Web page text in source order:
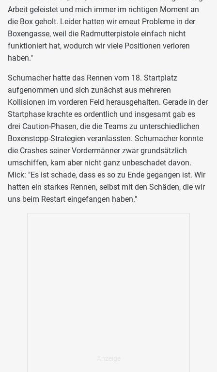
Arbeit geleistet und mich immer im richtigen Moment an
die Box geholt. Leider hatten wir erneut Probleme in der
Boxengasse, weil die Radmutterpistole einfach nicht
funktioniert hat, wodurch wir viele Positionen verloren
haben."
Schumacher hatte das Rennen vom 18. Startplatz
aufgenommen und sich zunächst aus mehreren
Kollisionen im vorderen Feld herausgehalten. Gerade in der
Startphase krachte es ordentlich und insgesamt gab es
drei Caution-Phasen, die die Teams zu unterschiedlichen
Boxenstopp-Strategien veranlassten. Schumacher konnte
die Crashes seiner Vordermänner zwar grundsätzlich
umschiffen, kam aber nicht ganz unbeschadet davon.
Mick: "Es ist schade, dass es so zu Ende gegangen ist. Wir
hatten ein starkes Rennen, selbst mit den Schäden, die wir
uns beim Restart eingefangen haben."